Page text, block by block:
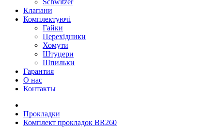
Schwitzer
Клапани
Комплектуючі
Гайки
Перехідники
Хомути
Штуцери
Шпильки
Гарантия
О нас
Контакты
Прокладки
Комплект прокладок BR260